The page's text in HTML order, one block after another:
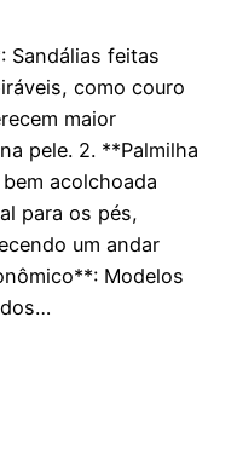
Sandálias feitas
como couro
maior
pele. 2. **Palmilha
acolchoada
para os pés,
um andar
Modelos